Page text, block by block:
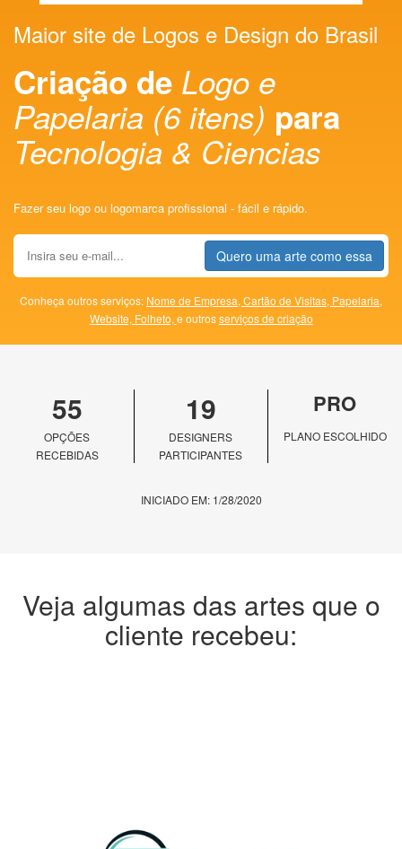
Maior site de Logos e Design do Brasil
Criação de Logo e
Papelaria (6 itens) para
Tecnologia & Ciencias
Fazer seu logo ou logomarca profissional - fácil e rápido.
Quero uma arte como essa
Conheça outros serviços: Nome de Empresa, Cartão de Visitas, Papelaria,
Website, Folheto, e outrosserviços de criação
55
OPÇÕES
RECEBIDAS
19
DESIGNERS
PARTICIPANTES
PRO
PLANO ESCOLHIDO
INICIADO EM: 1/28/2020
Veja algumas das artes que o
cliente recebeu: